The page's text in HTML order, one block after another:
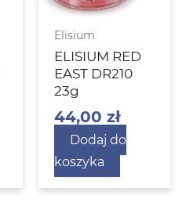
Elisium
ELISIUM RED
EAST DR210
23g
44,00 zł
Dodaj do
koszyka